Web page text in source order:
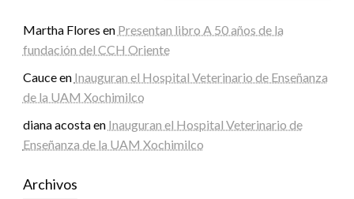
Martha Flores en Presentan libro A 50 años de la
fundación del CCH Oriente
Cauceen Inauguran el Hospital Veterinario de Enseñanza
de la UAM Xochimilco
diana acostaen Inauguran el Hospital Veterinario de
Enseñanza de la UAM Xochimilco
Archivos